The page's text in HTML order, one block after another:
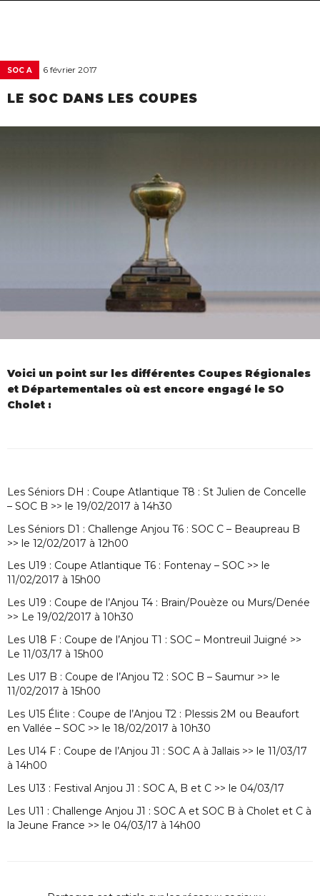
SOC A 6 février 2017
LE SOC DANS LES COUPES
Voici un point sur les différentes Coupes Régionales
et Départementales où est encore engagé le SO
Cholet :
Les Séniors DH : Coupe Atlantique T8 : St Julien de Concelle
– SOC B >> le 19/02/2017 à 14h30
Les Séniors D1 : Challenge Anjou T6 : SOC C – Beaupreau B
>> le 12/02/2017 à 12h00
Les U19 : Coupe Atlantique T6 : Fontenay – SOC >> le
11/02/2017 à 15h00
Les U19 : Coupe de l’Anjou T4 : Brain/Pouèze ou Murs/Denée
>> Le 19/02/2017 à 10h30
Les U18 F : Coupe de l’Anjou T1 : SOC – Montreuil Juigné >>
Le 11/03/17 à 15h00
Les U17 B : Coupe de l’Anjou T2 : SOC B – Saumur >> le
11/02/2017 à 15h00
Les U15 Élite : Coupe de l’Anjou T2 : Plessis 2M ou Beaufort
en Vallée – SOC >> le 18/02/2017 à 10h30
Les U14 F : Coupe de l’Anjou J1 : SOC A à Jallais >> le 11/03/17
à 14h00
Les U13 : Festival Anjou J1 : SOC A, B et C >> le 04/03/17
Les U11 : Challenge Anjou J1 : SOC A et SOC B à Cholet et C à
la Jeune France >> le 04/03/17 à 14h00